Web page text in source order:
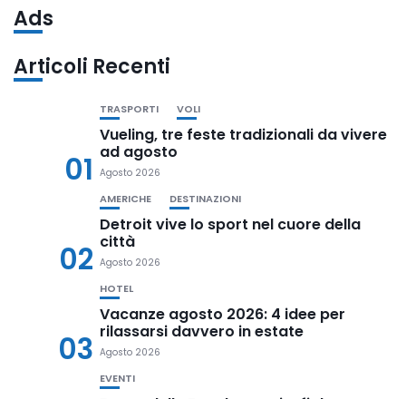
Ads
Articoli Recenti
01
TRASPORTI VOLI
Vueling, tre feste tradizionali da vivere
ad agosto
Agosto 2026
02
AMERICHE DESTINAZIONI
Detroit vive lo sport nel cuore della
città
Agosto 2026
03
HOTEL
Vacanze agosto 2026: 4 idee per
rilassarsi davvero in estate
Agosto 2026
EVENTI